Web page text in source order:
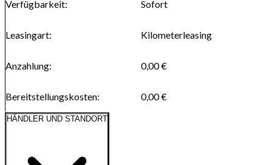
Verfügbarkeit: Sofort
Leasingart: Kilometerleasing
Anzahlung: 0,00 €
Bereitstellungskosten: 0,00 €
HÄNDLER UND STANDORT